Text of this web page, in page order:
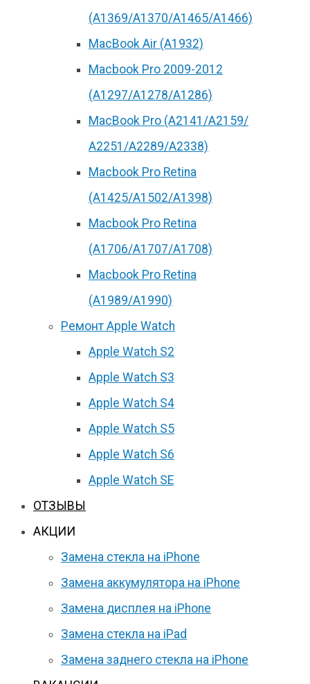
(A1369/A1370/A1465/A1466)
MacBook Air (A1932)
Macbook Pro 2009-2012
(A1297/A1278/A1286)
MacBook Pro (А2141/А2159/
А2251/A2289/A2338)
Macbook Pro Retina
(А1425/A1502/A1398)
Macbook Pro Retina
(А1706/A1707/A1708)
Macbook Pro Retina
(А1989/A1990)
Ремонт Apple Watch
Apple Watch S2
Apple Watch S3
Apple Watch S4
Apple Watch S5
Apple Watch S6
Apple Watch SE
ОТЗЫВЫ
АКЦИИ
Замена стекла на iPhone
Замена аккумулятора на iPhone
Замена дисплея на iPhone
Замена стекла на iPad
Замена заднего стекла на iPhone